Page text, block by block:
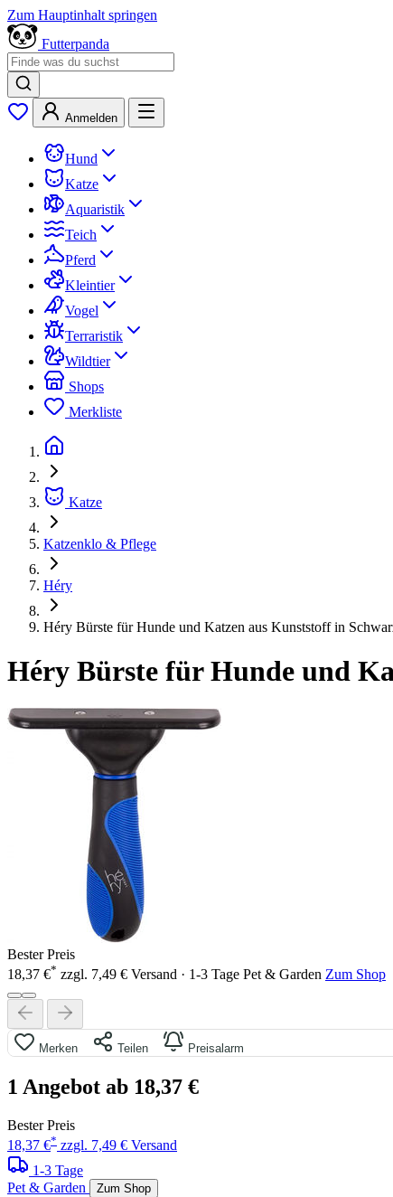
Zum Hauptinhalt springen
Futterpanda
Anmelden
Hund
Katze
Aquaristik
Teich
Pferd
Kleintier
Vogel
Terraristik
Wildtier
Shops
Merkliste
Katze
Katzenklo & Pflege
Héry
Héry Bürste für Hunde und Katzen aus Kunststoff in
Héry Bürste für Hunde und
Bester Preis
18,37 €* zzgl. 7,49 € Versand · 1-3 Tage Pet & Garden Zum Shop
Merken Teilen Preisalarm
1 Angebot ab 18,37 €
Bester Preis
18,37 €* zzgl. 7,49 € Versand
1-3 Tage
Pet & Garden
Zum Shop